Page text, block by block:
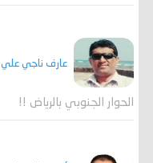
عارف ناجي علي
الحوار الجنوبي بالرياض !!